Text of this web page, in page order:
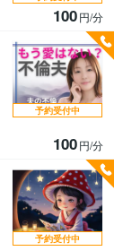
100円/分
100円/分
予約受付中
予約受付中